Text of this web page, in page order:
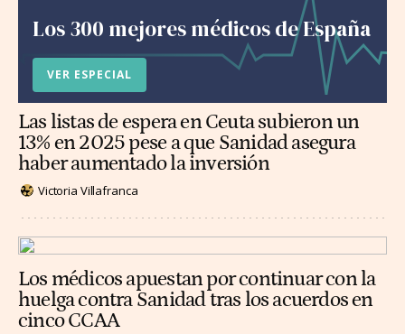
Los 300 mejores médicos de España
VER ESPECIAL
Las listas de espera en Ceuta subieron un
13% en 2025 pese a que Sanidad asegura
haber aumentado la inversión
Victoria Villafranca
Los médicos apuestan por continuar con la
huelga contra Sanidad tras los acuerdos en
cinco CCAA